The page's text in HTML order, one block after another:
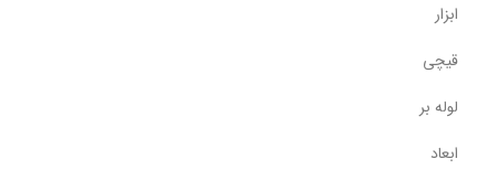
ابزار
قیچی
لوله بر
ابعاد